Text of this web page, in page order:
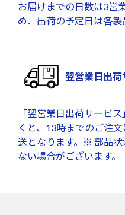
お届けまでの日数は3営
め、出荷の予定日は各製
翌営業日出荷
「翌営業日出荷サービ
くと、13時までのご注
送となります。※ 部品
ない場合がございます。